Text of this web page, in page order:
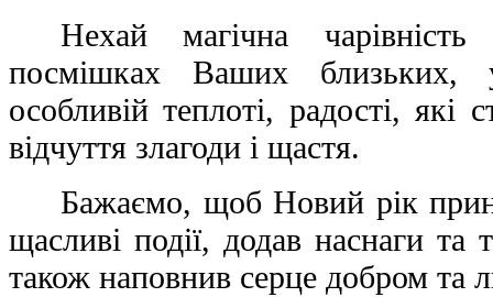
Нехай магічна
посмішках Ваших близьких,
особливій теплоті, радості,
відчуття злагоди і щастя.
Бажаємо, щоб Новий рік
щасливі події, додав наснаги та
також наповнив серце добром та